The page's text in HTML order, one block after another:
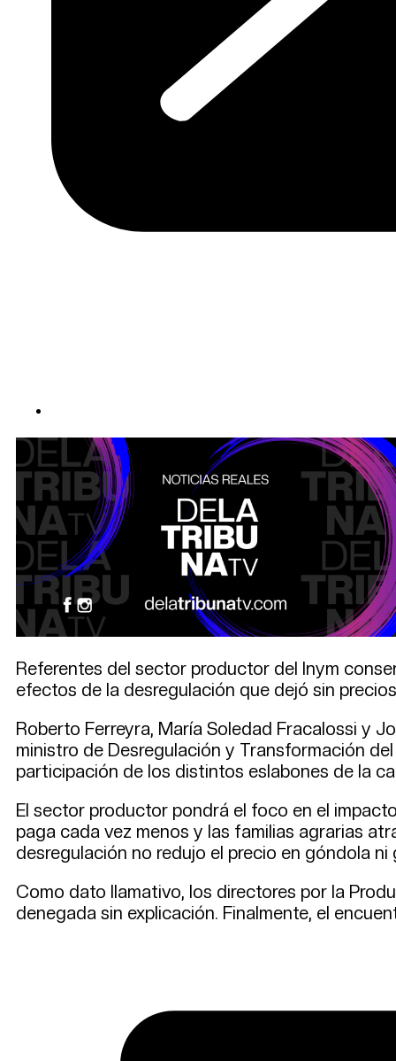
Referentes del sector productor del Inym
efectos de la desregulación que dejó sin
Roberto Ferreyra, María Soledad Fracalossi y
ministro de Desregulación y Transformación
participación de los distintos eslabones de la
El sector productor pondrá el foco en el
paga cada vez menos y las familias agrarias
desregulación no redujo el precio en góndola
Como dato llamativo, los directores por la
denegada sin explicación. Finalmente, el